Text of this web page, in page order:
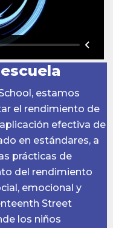
estamos
el rendimiento de
efectiva de
en estándares, a
prácticas de
del rendimiento
emocional y
Street
los niños